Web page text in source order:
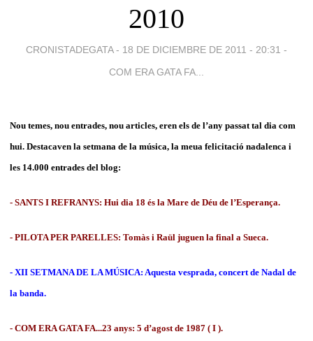
2010
CRONISTADEGATA - 18 DE DICIEMBRE DE 2011 - 20:31 -
COM ERA GATA FA...
Nou temes, nou entrades, nou articles, eren els de l’any passat tal dia com
hui. Destacaven la setmana de la música, la meua felicitació nadalenca i
les 14.000 entrades del blog:
- SANTS I REFRANYS: Hui dia 18 és la Mare de Déu de l’Esperança.
- PILOTA PER PARELLES: Tomàs i Raül juguen la final a Sueca.
- XII SETMANA DE LA MÚSICA: Aquesta vesprada, concert de Nadal de
la banda.
- COM ERA GATA FA...23 anys: 5 d’agost de 1987 ( I ).